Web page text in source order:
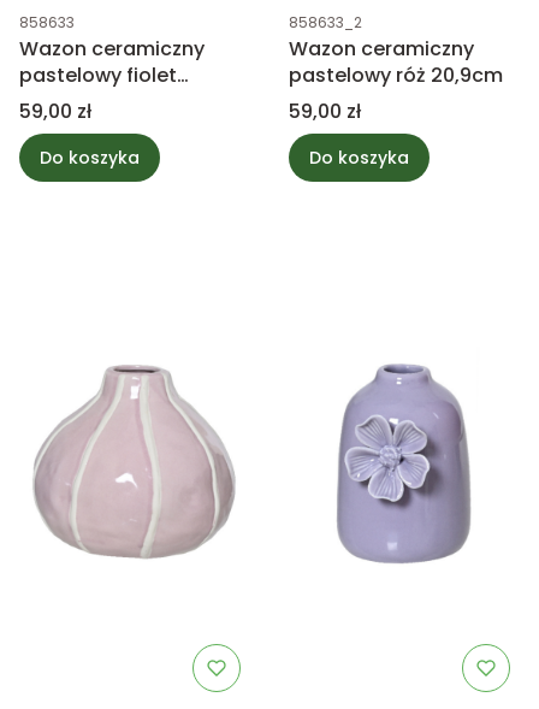
Kod produktu
858633
Wazon ceramiczny
pastelowy fiolet
20,9cm
Cena
59,00 zł
Do koszyka
Kod produktu
858633_2
Wazon ceramiczny
pastelowy róż 20,9cm
Cena
59,00 zł
Do koszyka